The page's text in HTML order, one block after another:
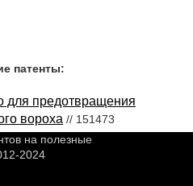
патенты:
для предотвращения
вороха // 151473
на полезные
2024